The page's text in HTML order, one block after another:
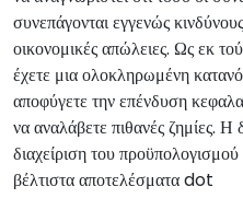
συνεπάγονται εγγενώς
οικονομικές απώλειες. Ως εκ
έχετε μια ολοκληρωμένη
αποφύγετε την επένδυση
να αναλάβετε πιθανές ζημίες. Η
διαχείριση του προϋπολογισμού
βέλτιστα αποτελέσματα dot